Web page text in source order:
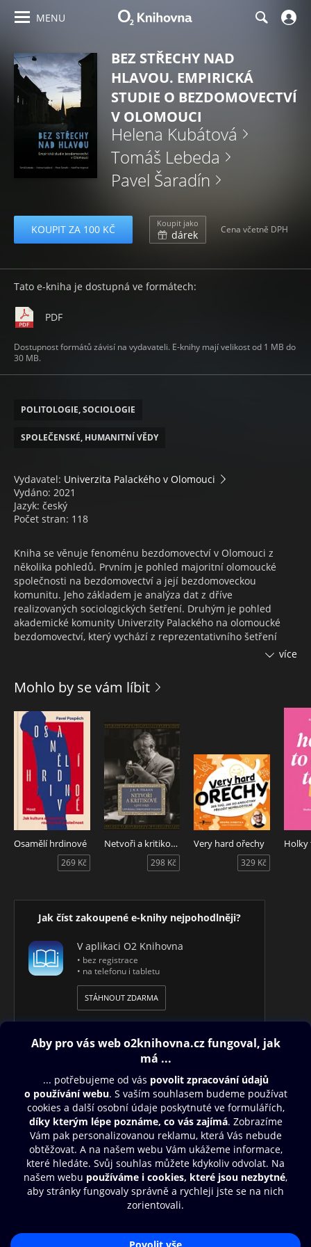
MENU
BEZ STŘECHY NAD
HLAVOU. EMPIRICKÁ
STUDIE O BEZDOMOVECTVÍ
V OLOMOUCI
Helena Kubátová
Tomáš Lebeda
Pavel Šaradín
KOUPIT ZA 100 KČ Koupit jako
dárek Cena včetně DPH
Tato e-kniha je dostupná ve formátech:
PDF
Dostupnost formátů závisí na vydavateli. E-knihy mají velikost od 1 MB do
30 MB.
POLITOLOGIE, SOCIOLOGIE
SPOLEČENSKÉ, HUMANITNÍ VĚDY
Vydavatel: Univerzita Palackého v Olomouci
Vydáno: 2021
Jazyk: český
Počet stran: 118
Kniha se věnuje fenoménu bezdomovectví v Olomouci z
několika pohledů. Prvním je pohled majoritní olomoucké
společnosti na bezdomovectví a její bezdomoveckou
komunitu. Jeho základem je analýza dat z dříve
realizovaných sociologických šetření. Druhým je pohled
akademické komunity Univerzity Palackého na olomoucké
bezdomovectví, který vychází z reprezentativního šetření
bezdomovecké komunity, snaží se porozumět jejím vnitřním
sociálním vztahům i postojům vůči majoritě. Cílem knihy je
představit a porozumět, jak majorita smýšlí o bezdomovcích,
jak bezdomovecká komunita reálně funguje a jak ona vnímá
své okolí. Bez takového hlubšího porozumění je řešení
bezdomovecké problematiky ve městě Olomouci jen těžko
možné.
více
Mohlo by se vám líbit
Osamělí hrdinové
269 Kč
Netvoři a kritikové
298 Kč
Very hard ořechy
329 Kč
Jak číst zakoupené e-knihy nejpohodlněji?
V aplikaci O2 Knihovna
• bez registrace
• na telefonu i tabletu
STÁHNOUT ZDARMA
Obsah ke stažení
Moje O2 Knihovna
Další zábava
© O2 Czech Republic a.s.